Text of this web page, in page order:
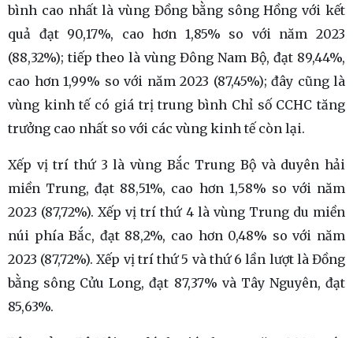
bình cao nhất là vùng Đồng bằng sông Hồng với kết
quả đạt 90,17%, cao hơn 1,85% so với năm 2023
(88,32%); tiếp theo là vùng Đông Nam Bộ, đạt 89,44%,
cao hơn 1,99% so với năm 2023 (87,45%); đây cũng là
vùng kinh tế có giá trị trung bình Chỉ số CCHC tăng
trưởng cao nhất so với các vùng kinh tế còn lại.
Xếp vị trí thứ 3 là vùng Bắc Trung Bộ và duyên hải
miền Trung, đạt 88,51%, cao hơn 1,58% so với năm
2023 (87,72%). Xếp vị trí thứ 4 là vùng Trung du miền
núi phía Bắc, đạt 88,2%, cao hơn 0,48% so với năm
2023 (87,72%). Xếp vị trí thứ 5 và thứ 6 lần lượt là Đồng
bằng sông Cửu Long, đạt 87,37% và Tây Nguyên, đạt
85,63%.